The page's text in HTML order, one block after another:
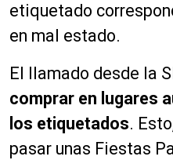
etiquetado
en mal estado.
El llamado desde la
comprar en lugares
los etiquetados.
pasar unas Fiestas